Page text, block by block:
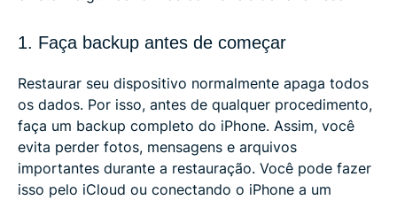
1. Faça backup antes de começar
Restaurar seu dispositivo normalmente apaga todos
os dados. Por isso, antes de qualquer procedimento,
faça um backup completo do iPhone. Assim, você
evita perder fotos, mensagens e arquivos
importantes durante a restauração. Você pode fazer
isso pelo iCloud ou conectando o iPhone a um